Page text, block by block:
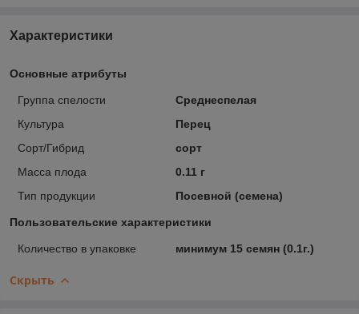
Характеристики
Основные атрибуты
Группа спелости
Среднеспелая
Культура
Перец
Сорт/Гибрид
сорт
Масса плода
0.11 г
Тип продукции
Посевной (семена)
Пользовательские характеристики
Количество в упаковке минимум 15 семян (0.1г.)
Скрыть